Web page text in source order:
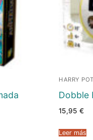
HARRY
Dobble
15,95€
Leer más